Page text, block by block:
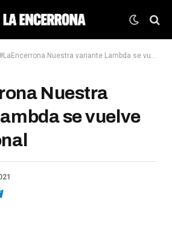
Nuestra variante Lambda se vuelve internacional
Nuestra
se vuelve